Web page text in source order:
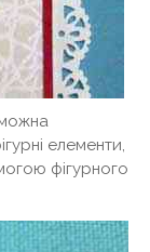
елементи,
фігурного